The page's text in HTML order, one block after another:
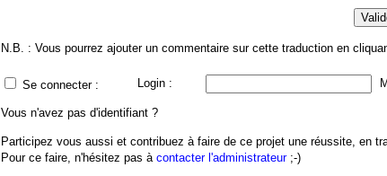
N.B. : Vous pourrez ajouter un commentaire sur cette traduction en
Se connecter : Login :
Vous n'avez pas d'identifiant ?
Participez vous aussi et contribuez à faire de ce projet une réussite, en
Pour ce faire, n'hésitez pas à contacter l'administrateur;-)